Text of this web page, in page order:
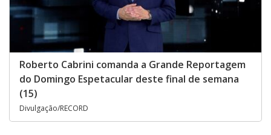
Roberto Cabrini comanda a Grande Reportagem
do Domingo Espetacular deste final de semana
(15)
Divulgação/RECORD